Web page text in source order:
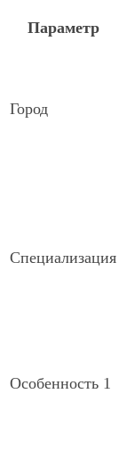
Параметр
Город
Специализация
Особенность 1